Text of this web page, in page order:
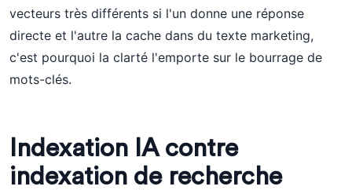
vecteurs très différents si l'un donne une réponse
directe et l'autre la cache dans du texte marketing,
c'est pourquoi la clarté l'emporte sur le bourrage de
mots-clés.
Indexation IA contre
indexation de recherche